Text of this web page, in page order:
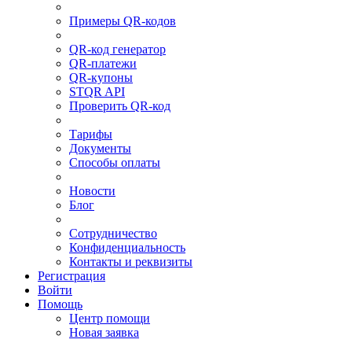
Примеры QR-кодов
QR-код генератор
QR-платежи
QR-купоны
STQR API
Проверить QR-код
Тарифы
Документы
Способы оплаты
Новости
Блог
Сотрудничество
Конфиденциальность
Контакты и реквизиты
Регистрация
Войти
Помощь
Центр помощи
Новая заявка